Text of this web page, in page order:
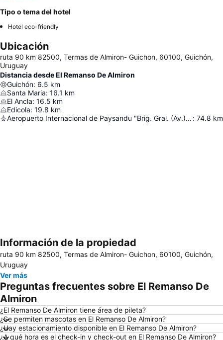
Tipo o tema del hotel
Hotel eco-friendly
Ubicación
ruta 90 km 82500, Termas de Almiron- Guichon, 60100, Guichón,
Uruguay
Distancia desde El Remanso De Almiron
Guichón: 6.5 km
Santa Maria: 16.1 km
El Ancla: 16.5 km
Edicola: 19.8 km
Aeropuerto Internacional de Paysandu "Brig. Gral. (Av.) Tydeo Larre Borges" : 74.8 km
Ampliar mapa
Información de la propiedad
ruta 90 km 82500, Termas de Almiron- Guichon, 60100, Guichón,
Uruguay
Ver más
Preguntas frecuentes sobre El Remanso De
Almiron
¿El Remanso De Almiron tiene área de pileta?
¿Se permiten mascotas en El Remanso De Almiron?
¿Hay estacionamiento disponible en El Remanso De Almiron?
¿A qué hora es el check-in y check-out en El Remanso De Almiron?